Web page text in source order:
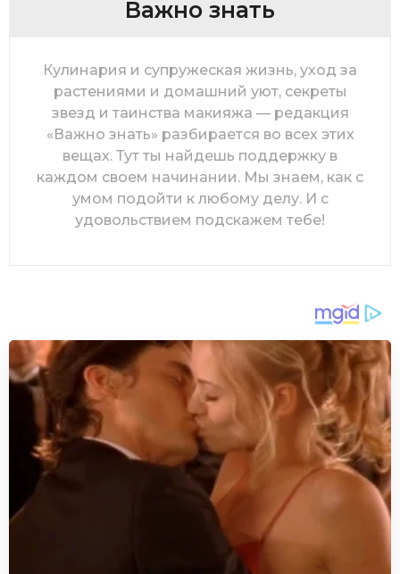
Важно знать
Кулинария и супружеская жизнь, уход за
растениями и домашний уют, секреты
звезд и таинства макияжа — редакция
«Важно знать» разбирается во всех этих
вещах. Тут ты найдешь поддержку в
каждом своем начинании. Мы знаем, как с
умом подойти к любому делу. И с
удовольствием подскажем тебе!